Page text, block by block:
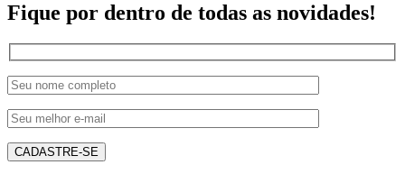
Fique por dentro de todas as novidades!
CADASTRE-SE